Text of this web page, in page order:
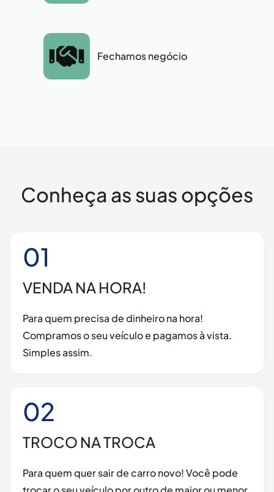
Fechamos negócio
Conheça as suas opções
01
VENDA NA HORA!
Para quem precisa de dinheiro na hora!
Compramos o seu veículo e pagamos à vista.
Simples assim.
02
TROCO NA TROCA
Para quem quer sair de carro novo! Você pode